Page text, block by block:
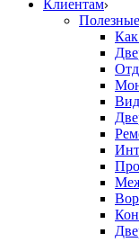
Клиентам
Как